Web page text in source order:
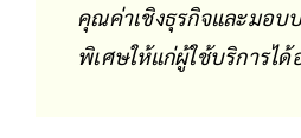
คุณค่าเชิงธุรกิจและมอบ
พิเศษให้แก่ผู้ใช้บริการได้